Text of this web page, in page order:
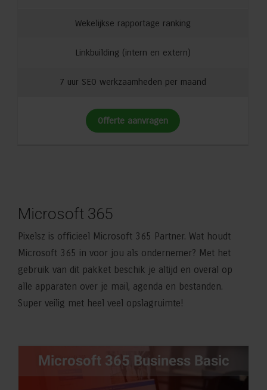
Wekelijkse rapportage ranking
Linkbuilding (intern en extern)
7 uur SEO werkzaamheden per maand
Offerte aanvragen
Microsoft 365
Pixelsz is officieel Microsoft 365 Partner. Wat houdt
Microsoft 365 in voor jou als ondernemer? Met het
gebruik van dit pakket beschik je altijd en overal op
alle apparaten over je mail, agenda en bestanden.
Super veilig met heel veel opslagruimte!
Microsoft 365 Business Basic